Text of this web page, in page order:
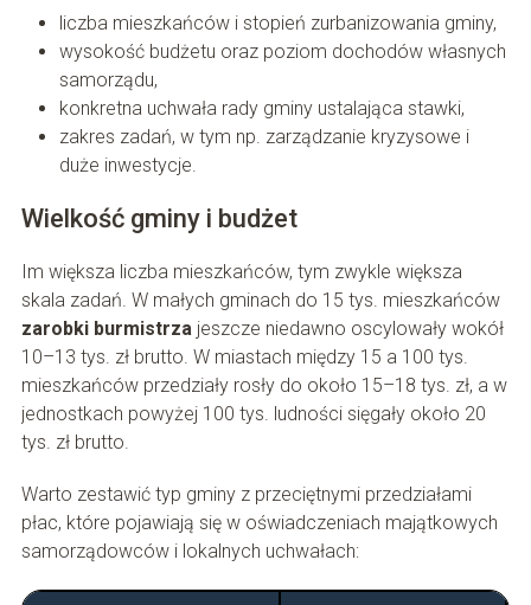
liczba mieszkańców i stopień zurbanizowania gminy,
wysokość budżetu oraz poziom dochodów własnych
samorządu,
konkretna uchwała rady gminy ustalająca stawki,
zakres zadań, w tym np. zarządzanie kryzysowe i
duże inwestycje.
Wielkość gminy i budżet
Im większa liczba mieszkańców, tym zwykle większa
skala zadań. W małych gminach do 15 tys. mieszkańców
zarobki burmistrzajeszcze niedawno oscylowały wokół
10–13 tys. zł brutto. W miastach między 15 a 100 tys.
mieszkańców przedziały rosły do około 15–18 tys. zł, a w
jednostkach powyżej 100 tys. ludności sięgały około 20
tys. zł brutto.
Warto zestawić typ gminy z przeciętnymi przedziałami
płac, które pojawiają się w oświadczeniach majątkowych
samorządowców i lokalnych uchwałach: